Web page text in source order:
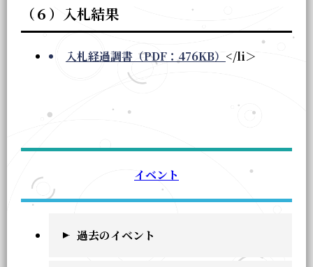
イベント
過去のイベント
（６）入札結果
入札経過調書（PDF：476KB） </li＞